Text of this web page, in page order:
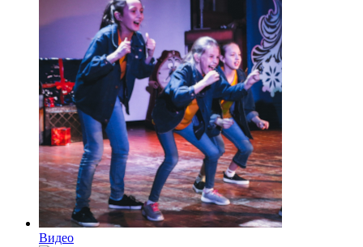
Видео